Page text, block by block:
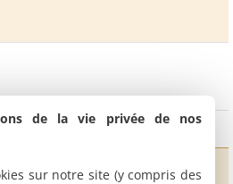
de la vie privée de nos
sur notre site (y compris des